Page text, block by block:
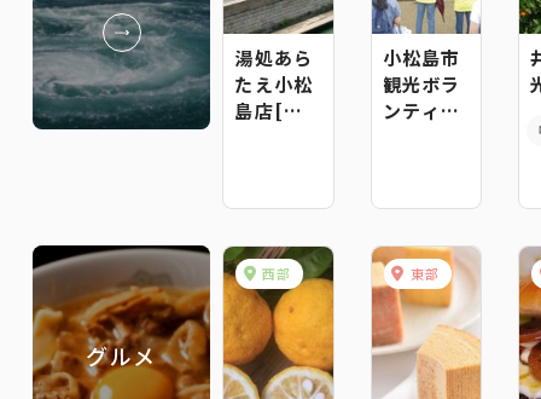
湯処あら
たえ小松
島店[日
小松島市
観光ボラ
ンティア
グルメ
西部 東部